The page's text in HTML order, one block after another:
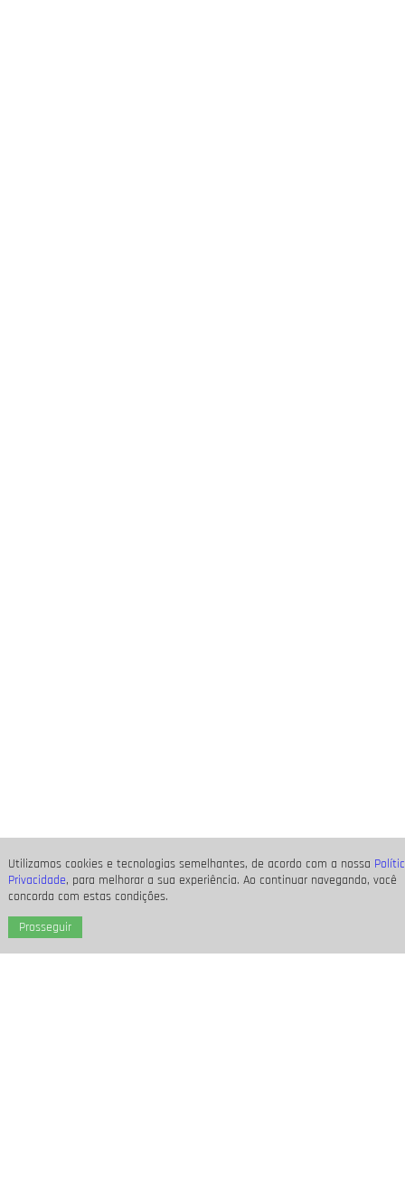
Utilizamos cookies e tecnologias semelhantes, de acordo com a nossa
Privacidade, para melhorar a sua experiência. Ao continuar navegando, você
concorda com estas condições.
Prosseguir